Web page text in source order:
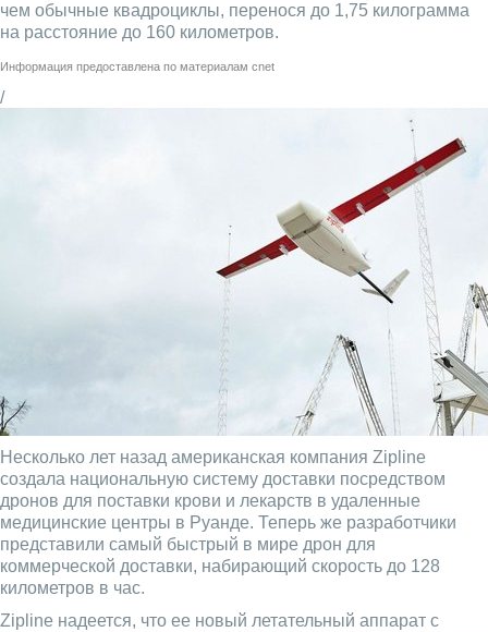
чем обычные квадроциклы, перенося до 1,75 килограмма
на расстояние до 160 километров.
Информация предоставлена по материалам cnet
/
Несколько лет назад американская компания Zipline
создала национальную систему доставки посредством
дронов для поставки крови и лекарств в удаленные
медицинские центры в Руанде. Теперь же разработчики
представили самый быстрый в мире дрон для
коммерческой доставки, набирающий скорость до 128
километров в час.
Zipline надеется, что ее новый летательный аппарат с